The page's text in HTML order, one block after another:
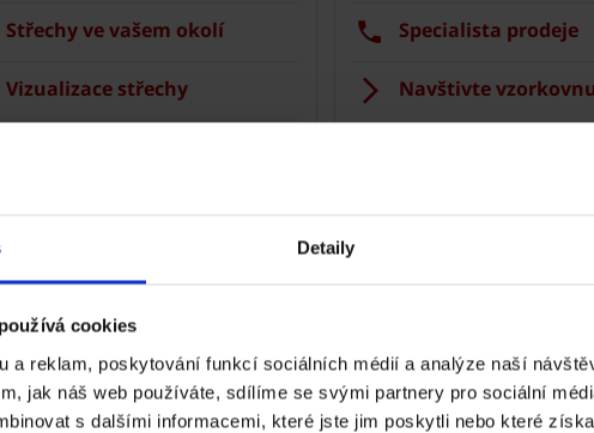
Detaily
cookies
a reklam, poskytování funkcí sociálních médií a analýze naší
jak náš web používáte, sdílíme se svými partnery pro sociální
s dalšími informacemi, které jste jim poskytli nebo které
Střechy ve vašem okolí
Vizualizace střechy
Specialista prodeje
Navštivte
Jak vám můžeme pomoci?
—